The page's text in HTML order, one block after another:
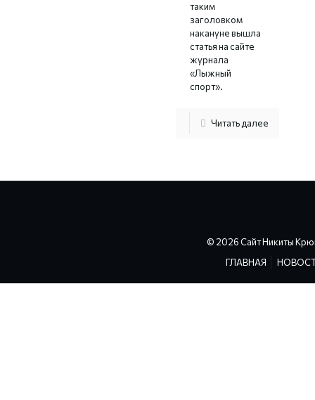
таким
заголовком
накануне вышла
статья на сайте
журнала
«Лыжный
спорт».
Читать далее
© 2026 Сайт Никиты
ГЛАВНАЯ